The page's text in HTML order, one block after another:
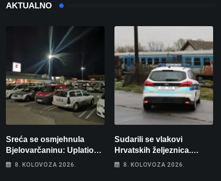
AKTUALNO
Sreća se osmjehnula
Bjelovarčaninu: Uplatio
samo 4 eura, a osvojio
8. KOLOVOZA 2026.
Sudarili se vlakovi
Hrvatskih željeznica.
Šestero osoba teško
8. KOLOVOZA 2026.